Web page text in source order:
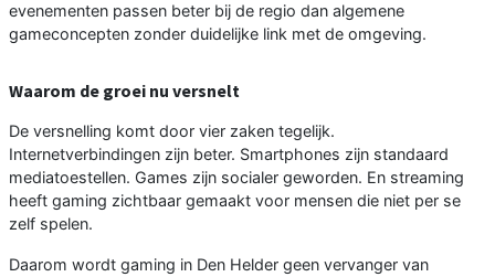
evenementen passen beter bij de regio dan algemene
gameconcepten zonder duidelijke link met de omgeving.
Waarom de groei nu versnelt
De versnelling komt door vier zaken tegelijk.
Internetverbindingen zijn beter. Smartphones zijn standaard
mediatoestellen. Games zijn socialer geworden. En streaming
heeft gaming zichtbaar gemaakt voor mensen die niet per se
zelf spelen.
Daarom wordt gaming in Den Helder geen vervanger van